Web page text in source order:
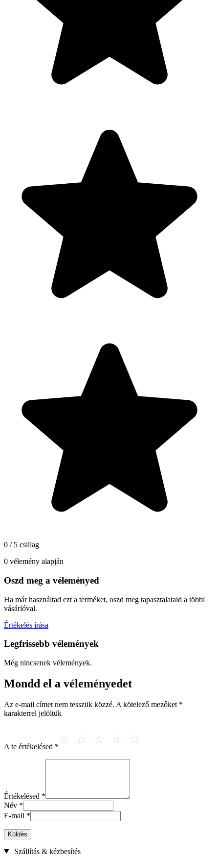
0 / 5 csillag
0 vélemény alapján
Oszd meg a véleményed
Ha már használtad ezt a terméket, oszd meg tapasztalataid a többi
vásárlóval.
Értékelés írása
Legfrissebb vélemények
Még nincsenek vélemények.
Mondd el a véleményedet
Az e-mail címet nem tesszük közzé. A kötelező mezőket *
karakterrel jelöltük
A te értékelésed *
Értékelésed *
Név *
E-mail *
Küldés
Szállítás & kézbesítés